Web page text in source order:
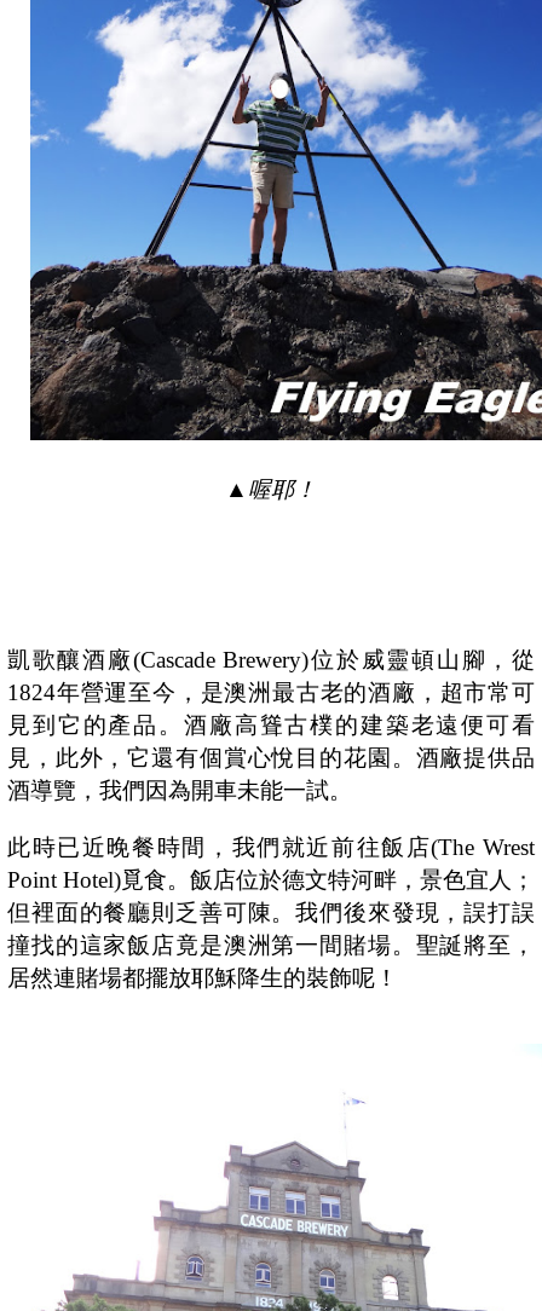
▲ 喔耶！
凱歌釀酒廠(Cascade Brewery)位於威靈頓山腳，從
1824年營運至今，是澳洲最古老的酒廠，超市常可
見到它的產品。酒廠高聳古樸的建築老遠便可看
見，此外，它還有個賞心悅目的花園。酒廠提供品
酒導覽，我們因為開車未能一試。
此時已近晚餐時間，我們就近前往飯店(The Wrest
Point Hotel)覓食。飯店位於德文特河畔，景色宜人；
但裡面的餐廳則乏善可陳。我們後來發現，誤打誤
撞找的這家飯店竟是澳洲第一間賭場。聖誕將至，
居然連賭場都擺放耶穌降生的裝飾呢！